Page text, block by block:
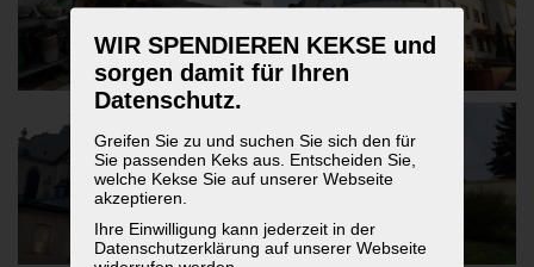
WIR SPENDIEREN KEKSE und
sorgen damit für Ihren
Datenschutz.
Greifen Sie zu und suchen Sie sich den für
Sie passenden Keks aus. Entscheiden Sie,
welche Kekse Sie auf unserer Webseite
akzeptieren.
Ihre Einwilligung kann jederzeit in der
Datenschutzerklärung auf unserer Webseite